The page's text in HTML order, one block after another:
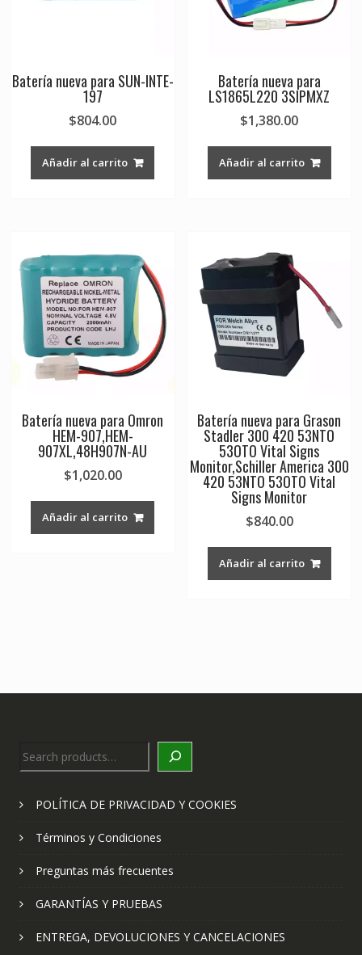
Batería nueva para SUN-INTE-
197
$804.00
Añadir al carrito
Batería nueva para
LS1865L220 3SIPMXZ
$1,380.00
Añadir al carrito
Batería nueva para Omron
HEM-907,HEM-
907XL,48H907N-AU
$1,020.00
Añadir al carrito
Batería nueva para Grason
Stadler 300 420 53NTO
53OTO Vital Signs
Monitor,Schiller America 300
420 53NTO 53OTO Vital
Signs Monitor
$840.00
Añadir al carrito
Search
POLÍTICA DE PRIVACIDAD Y COOKIES
Términos y Condiciones
Preguntas más frecuentes
GARANTÍAS Y PRUEBAS
ENTREGA, DEVOLUCIONES Y CANCELACIONES